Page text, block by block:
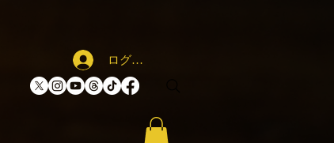
ログイン